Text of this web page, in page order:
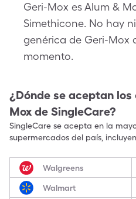
Geri-Mox es Alum &
Simethicone. No hay
genérica de Geri-Mox
momento.
¿Dónde se aceptan los
Mox de SingleCare?
SingleCare se acepta en la
supermercados del país,
Walgreens
Walmart